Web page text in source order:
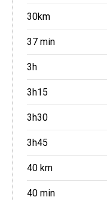
30km
37 min
3h
3h15
3h30
3h45
40 km
40 min